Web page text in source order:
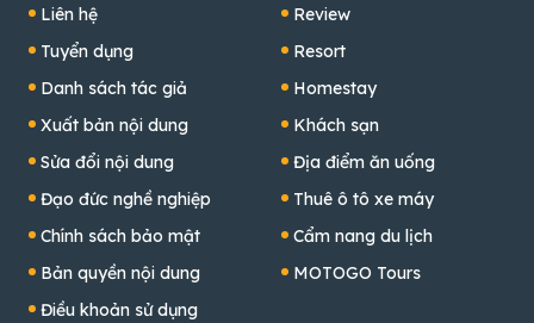
Liên hệ
Tuyển dụng
Danh sách tác giả
Xuất bản nội dung
Sửa đổi nội dung
Đạo đức nghề nghiệp
Chính sách bảo mật
Bản quyền nội dung
Điều khoản sử dụng
Review
Resort
Homestay
Khách sạn
Địa điểm ăn uống
Thuê ô tô xe máy
Cẩm nang du lịch
MOTOGO Tours